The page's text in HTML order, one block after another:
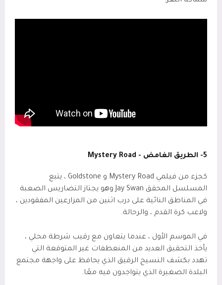
5- الطريق الغامض - Mystery Road
كجزء من فيلمي Mystery Road و Goldstone ، يتبع
المسلسل المحقق Jay Swan وهو يجتاز التضاريس الصعبة
في المناطق النائية على درب اثنين من المزارعين المفقودين ،
ولاعب كرة القدم ، والرحالة.
في الموسم الأول ، عندما يتعاون مع رقيب شرطة محلي ،
يأخذ التحقيق العديد من المنعطفات غير المتوقعة التي
تهدد بكشف النسيج الرقيق الذي يحافظ على واجهة مجتمع
البلدة الصغيرة الذي يتواجدون فيه معًا.